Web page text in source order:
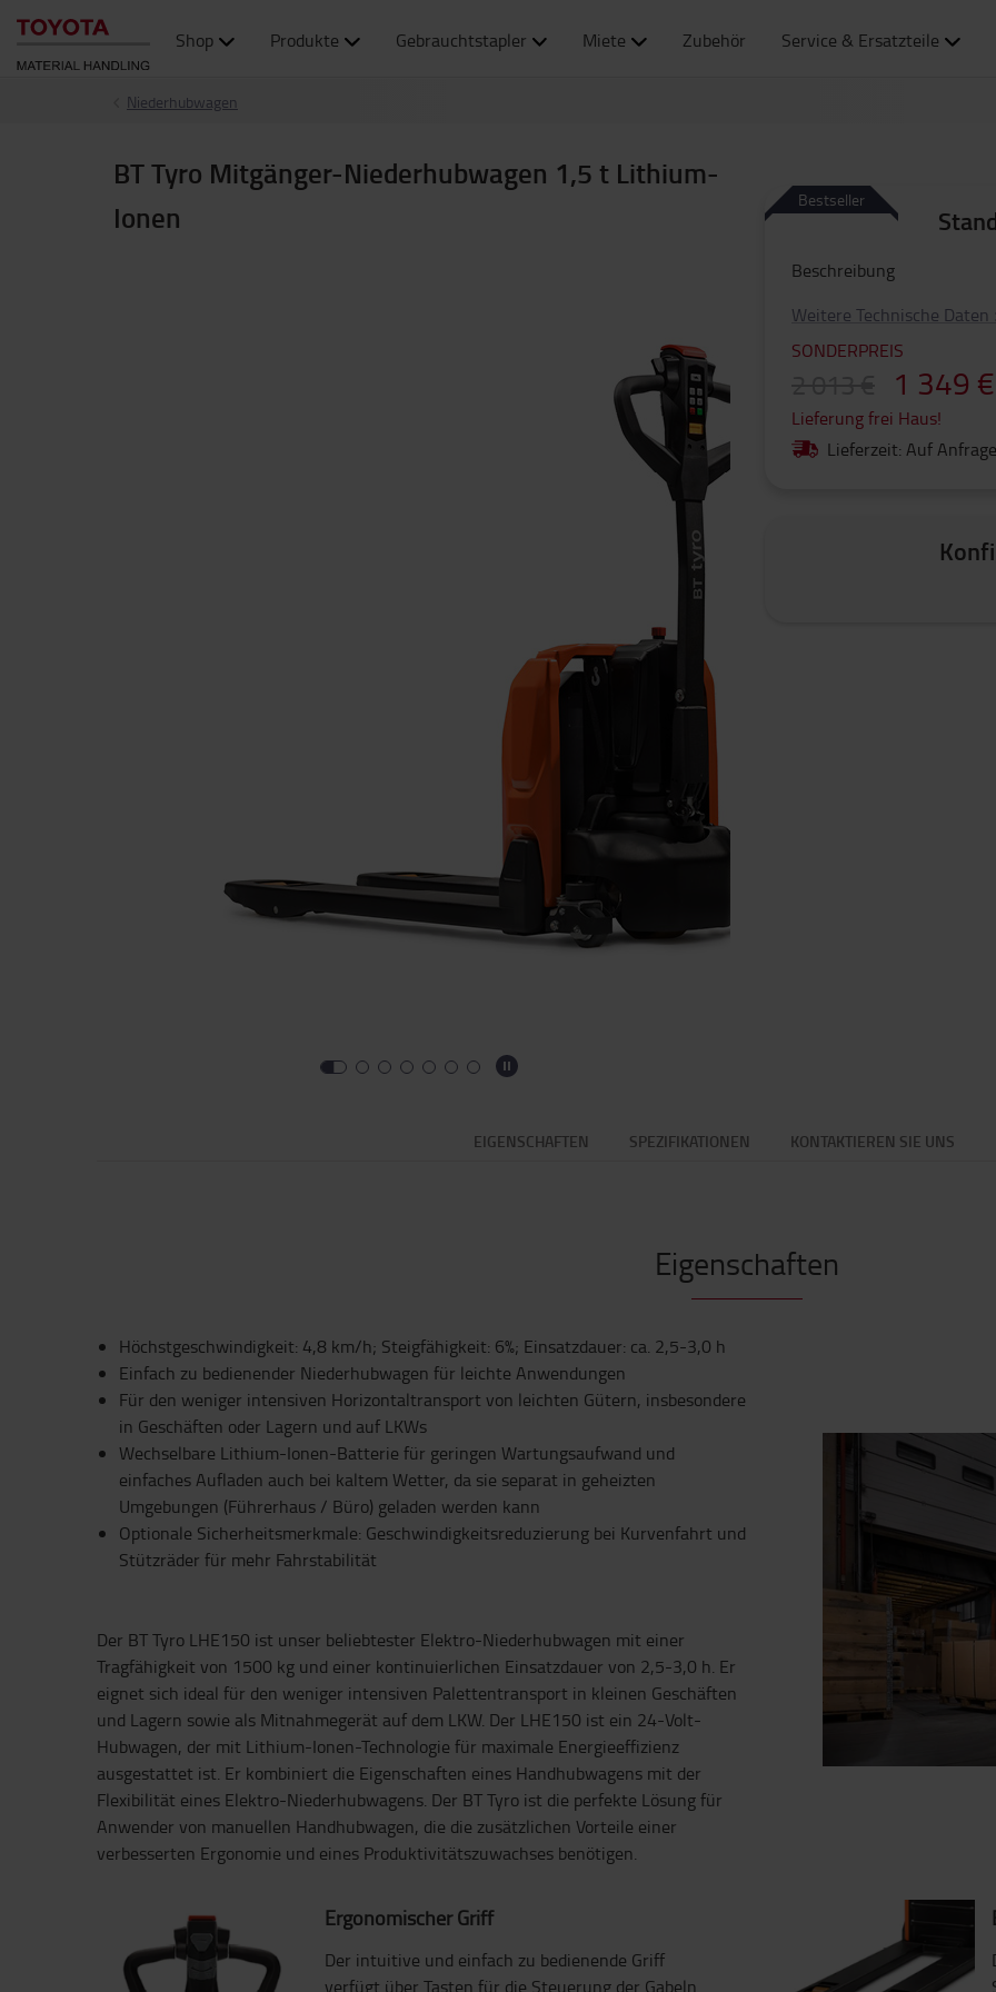
Shop Produkte Gebrauchtstapler Miete Zubehör Service & Ersatzteile
Niederhubwagen
BT Tyro Mitgänger-Niederhubwagen 1,5 t Lithium-
Ionen
Bestseller
Beschreibung
Weitere Technische Daten
SONDERPREIS
1 349 €
Lieferung frei Haus!
Lieferzeit: Auf Anfrage
EIGENSCHAFTEN SPEZIFIKATIONEN KONTAKTIEREN SIE UNS
Eigenschaften
Höchstgeschwindigkeit: 4,8 km/h; Steigfähigkeit: 6%; Einsatzdauer: ca. 2,5-3,0 h
Einfach zu bedienender Niederhubwagen für leichte Anwendungen
Für den weniger intensiven Horizontaltransport von leichten Gütern, insbesondere
in Geschäften oder Lagern und auf LKWs
Wechselbare Lithium-Ionen-Batterie für geringen Wartungsaufwand und
einfaches Aufladen auch bei kaltem Wetter, da sie separat in geheizten
Umgebungen (Führerhaus / Büro) geladen werden kann
Optionale Sicherheitsmerkmale: Geschwindigkeitsreduzierung bei Kurvenfahrt und
Stützräder für mehr Fahrstabilität
Der BT Tyro LHE150 ist unser beliebtester Elektro-Niederhubwagen mit einer
Tragfähigkeit von 1500 kg und einer kontinuierlichen Einsatzdauer von 2,5-3,0 h. Er
eignet sich ideal für den weniger intensiven Palettentransport in kleinen Geschäften
und Lagern sowie als Mitnahmegerät auf dem LKW. Der LHE150 ist ein 24-Volt-
Hubwagen, der mit Lithium-Ionen-Technologie für maximale Energieeffizienz
ausgestattet ist. Er kombiniert die Eigenschaften eines Handhubwagens mit der
Flexibilität eines Elektro-Niederhubwagens. Der BT Tyro ist die perfekte Lösung für
Anwender von manuellen Handhubwagen, die die zusätzlichen Vorteile einer
verbesserten Ergonomie und eines Produktivitätszuwachses benötigen.
Ergonomischer Griff
Der intuitive und einfach zu bedienende Griff
verfügt über Tasten für die Steuerung der Gabeln